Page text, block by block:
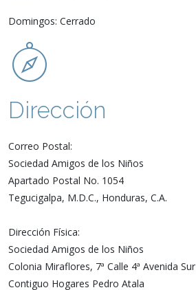
Domingos: Cerrado
Dirección
Correo Postal:
Sociedad Amigos de los Niños
Apartado Postal No. 1054
Tegucigalpa, M.D.C., Honduras, C.A.
Dirección Física:
Sociedad Amigos de los Niños
Colonia Miraflores, 7ª Calle 4ª Avenida Sur
Contiguo Hogares Pedro Atala